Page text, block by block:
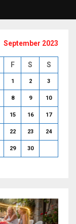
September 2023
F S S
1 2 3
8 9 10
15 16 17
22 23 24
29 30